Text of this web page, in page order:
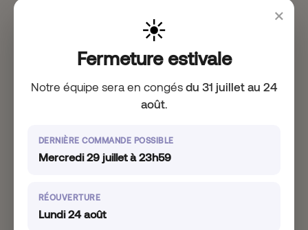
développement de gamme important.“
×
☀️
Fermeture estivale
Notre équipe sera en congés du 31 juillet au 24
août.
DERNIÈRE COMMANDE POSSIBLE
Mercredi 29 juillet à 23h59
RÉOUVERTURE
Lundi 24 août